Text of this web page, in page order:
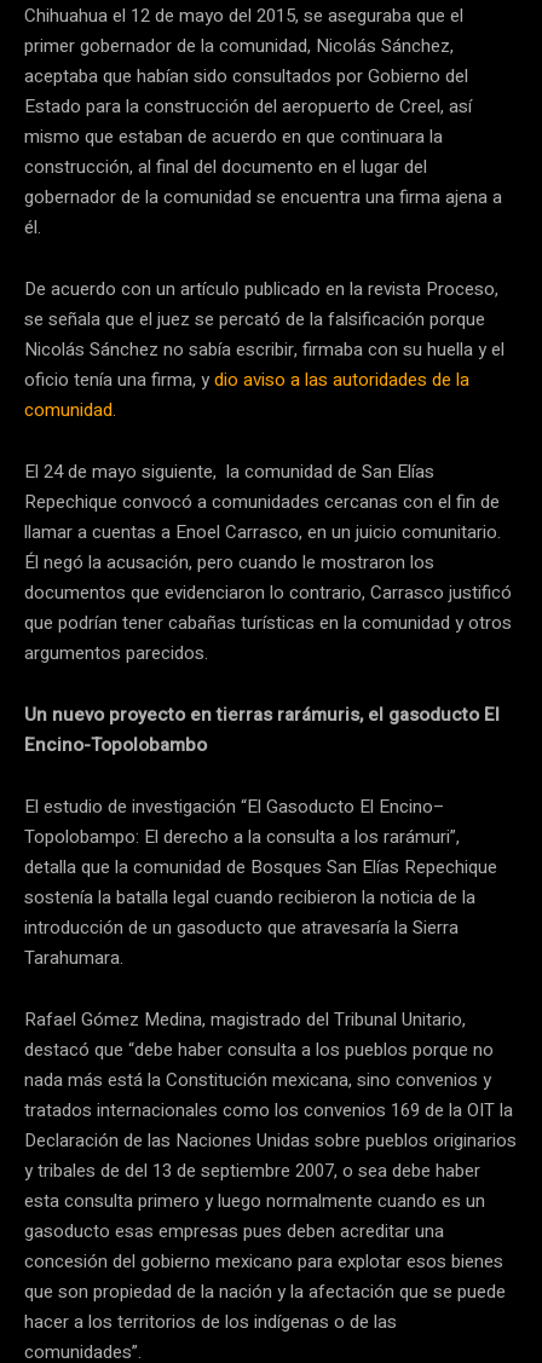
Chihuahua el 12 de mayo del 2015, se aseguraba que el
primer gobernador de la comunidad, Nicolás Sánchez,
aceptaba que habían sido consultados por Gobierno del
Estado para la construcción del aeropuerto de Creel, así
mismo que estaban de acuerdo en que continuara la
construcción, al final del documento en el lugar del
gobernador de la comunidad se encuentra una firma ajena a
él.
De acuerdo con un artículo publicado en la revista Proceso,
se señala que el juez se percató de la falsificación porque
Nicolás Sánchez no sabía escribir, firmaba con su huella y el
oficio tenía una firma, ydio aviso a las autoridades de la
comunidad.
El 24 de mayo siguiente, la comunidad de San Elías
Repechique convocó a comunidades cercanas con el fin de
llamar a cuentas a Enoel Carrasco, en un juicio comunitario.
Él negó la acusación, pero cuando le mostraron los
documentos que evidenciaron lo contrario, Carrasco justificó
que podrían tener cabañas turísticas en la comunidad y otros
argumentos parecidos.
Un nuevo proyecto en tierras rarámuris, el gasoducto El
Encino-Topolobambo
El estudio de investigación “El Gasoducto El Encino–
Topolobampo: El derecho a la consulta a los rarámuri”,
detalla que la comunidad de Bosques San Elías Repechique
sostenía la batalla legal cuando recibieron la noticia de la
introducción de un gasoducto que atravesaría la Sierra
Tarahumara.
Rafael Gómez Medina, magistrado del Tribunal Unitario,
destacó que “debe haber consulta a los pueblos porque no
nada más está la Constitución mexicana, sino convenios y
tratados internacionales como los convenios 169 de la OIT la
Declaración de las Naciones Unidas sobre pueblos originarios
y tribales de del 13 de septiembre 2007, o sea debe haber
esta consulta primero y luego normalmente cuando es un
gasoducto esas empresas pues deben acreditar una
concesión del gobierno mexicano para explotar esos bienes
que son propiedad de la nación y la afectación que se puede
hacer a los territorios de los indígenas o de las
comunidades”.